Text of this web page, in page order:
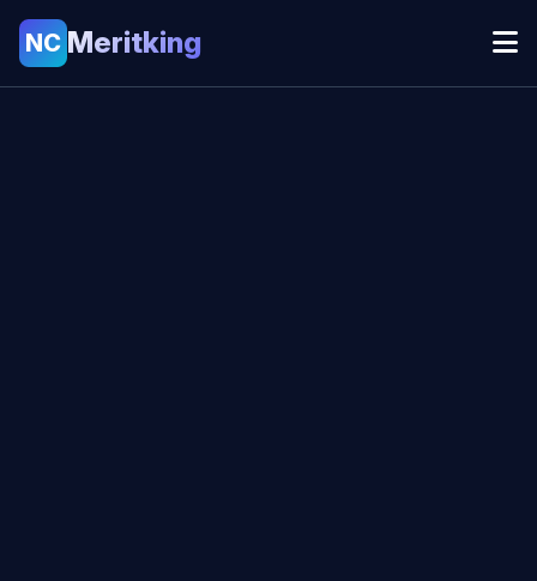
NC Meritking